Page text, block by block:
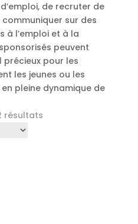
de recruter de
sur des
à l’emploi et à la
peuvent
pour les
les jeunes ou les
pleine dynamique de
résultats